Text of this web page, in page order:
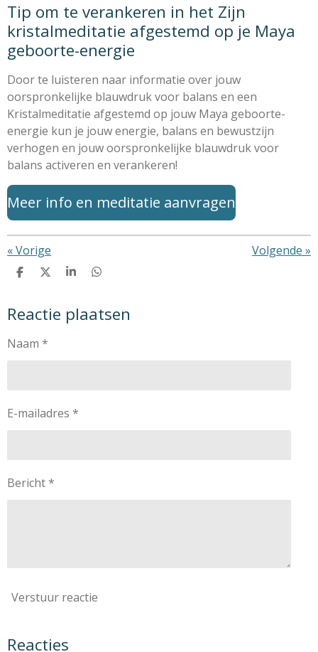
Tip om te verankeren in het Zijn
kristalmeditatie afgestemd op je Maya
geboorte-energie
Door te luisteren naar informatie over jouw
oorspronkelijke blauwdruk voor balans en een
Kristalmeditatie afgestemd op jouw Maya geboorte-
energie kun je jouw energie, balans en bewustzijn
verhogen en jouw oorspronkelijke blauwdruk voor
balans activeren en verankeren!
Meer info en meditatie aanvragen
«Vorige Volgende »
D
e
n
D
l
S
r
e
D
e
n
Reactie plaatsen
Naam *
E-mailadres *
Bericht *
Verstuur reactie
Reacties